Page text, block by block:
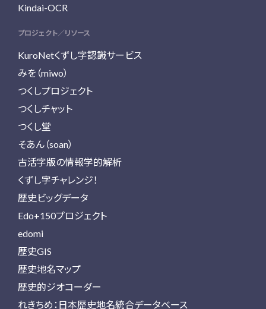
Kindai-OCR
プロジェクト／リソース
KuroNetくずし字認識サービス
みを（miwo）
つくしプロジェクト
つくしチャット
つくし堂
そあん（soan）
古活字版の情報学的解析
くずし字チャレンジ！
歴史ビッグデータ
Edo+150プロジェクト
edomi
歴史GIS
歴史地名マップ
歴史的ジオコーダー
れきちめ：日本歴史地名統合データベース